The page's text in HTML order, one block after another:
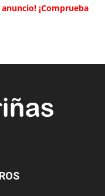
¡Comprueba